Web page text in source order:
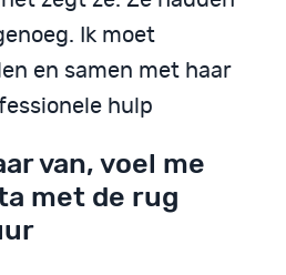
Ik moet
en samen met haar
hulp
van, voel me
met de rug